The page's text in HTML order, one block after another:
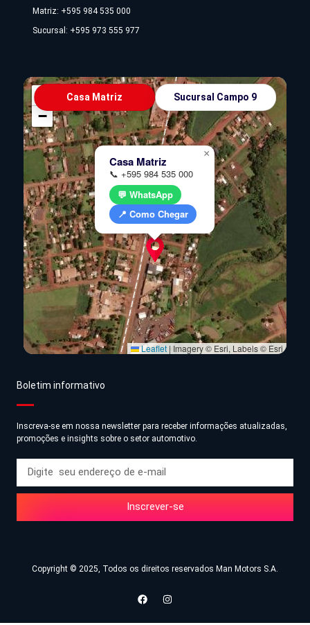
Matriz: +595 984 535 000
Sucursal: +595 973 555 977
Casa Matriz Sucursal Campo 9
Casa Matriz
📞 +595 984 535 000
💬 WhatsApp
📍 Como Chegar
×
−
Leaflet | Imagery © Esri, Labels © Esri
Boletim informativo
Inscreva-se em nossa newsletter para receber informações atualizadas,
promoções e insights sobre o setor automotivo.
Inscrever-se
Copyright © 2025, Todos os direitos reservados Man Motors S.A.